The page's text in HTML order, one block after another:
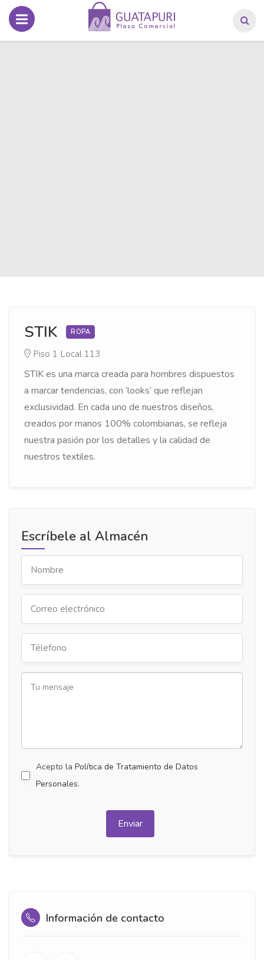
STIK ROPA
Piso 1 Local 113
STIK es una marca creada para hombres dispuestos
a marcar tendencias, con ‘looks’ que reflejan
exclusividad. En cada uno de nuestros diseños,
creados por manos 100% colombianas, se refleja
nuestra pasión por los detalles y la calidad de
nuestros textiles.
Escríbele al Almacén
Acepto la Política de Tratamiento de Datos
Personales.
Enviar
Información de contacto